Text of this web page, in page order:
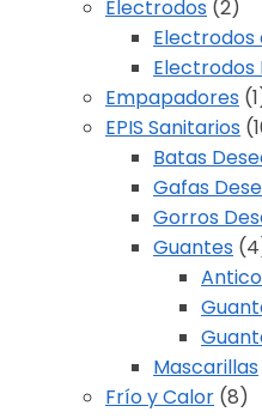
Electrodos (2)
Electrodos
Electrodos
Empapadores
EPIS Sanitarios
Batas
Gafas
Gorros
Guantes
Mascarillas
Frío y Calor (8)